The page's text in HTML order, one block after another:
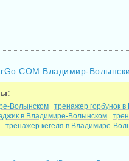
Владимир-
Волынском тренажер горбунок
в Владимире-Волынском
тренажер кегеля в Владимире-